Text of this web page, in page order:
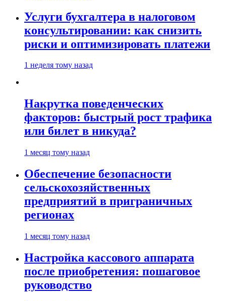
Услуги бухгалтера в налоговом
консультировании: как снизить
риски и оптимизировать платежи
1 неделя тому назад
Накрутка поведенческих
факторов: быстрый рост трафика
или билет в никуда?
1 месяц тому назад
Обеспечение безопасности
сельскохозяйственных
предприятий в приграничных
регионах
1 месяц тому назад
Настройка кассового аппарата
после приобретения: пошаговое
руководство